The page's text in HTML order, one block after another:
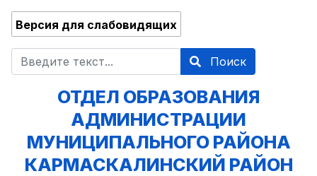
Версия для слабовидящих
Поиск Поиск
ОТДЕЛ ОБРАЗОВАНИЯ
АДМИНИСТРАЦИИ
МУНИЦИПАЛЬНОГО РАЙОНА
КАРМАСКАЛИНСКИЙ РАЙОН